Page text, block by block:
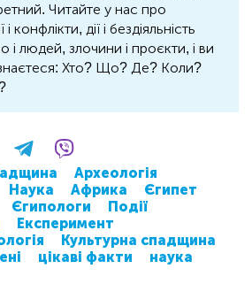
Читайте у нас про
конфлікти, дії і бездіяльність
і людей, злочини і проєкти, і ви
Хто? Що? Де? Коли?
Археологія
Наука Африка
Єгипет
Єгипологи
Події
Експеримент
Культурна спадщина
цікаві факти
наука